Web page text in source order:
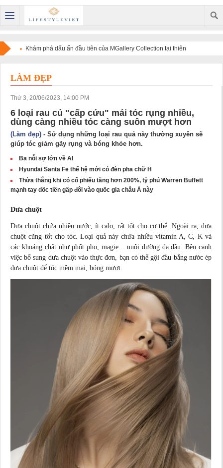
Khám phá dấu ấn đầu tiên của MGallery Collection tại thiên
đường nghỉ dưỡng Maldives với V Villas Maldives at Mirihi -
MGallery Collection
LÀM ĐẸP
Thứ 3, 20/06/2023, 14:00 PM
6 loại rau củ "cấp cứu" mái tóc rụng nhiều,
dùng càng nhiều tóc càng suôn mượt hơn
(Làm đẹp) - Sử dụng những loại rau quả này thường xuyên sẽ
giúp tóc giảm gãy rụng và bóng khỏe hơn.
Ba nỗi sợ lớn về AI
Hyundai Santa Fe thế hệ mới có đèn pha chữ H
Thừa thắng khi có cổ phiếu tăng hơn 200%, tỷ phú Warren Buffett
mạnh tay dốc tiền gấp đôi vào quốc gia châu Á này
Dưa chuột
Dưa chuột chứa nhiều nước, ít calo, rất tốt cho cơ thể. Ngoài ra, dưa
chuột cũng tốt cho tóc. Loại quả này chứa nhiều vitamin A, C, K và
các khoáng chất như phốt pho, magie... nuôi dưỡng da đầu. Bên cạnh
việc bổ sung dưa chuột vào thực đơn, bạn có thể gội đầu bằng nước ép
dưa chuột để tóc mềm mại, bóng mượt.